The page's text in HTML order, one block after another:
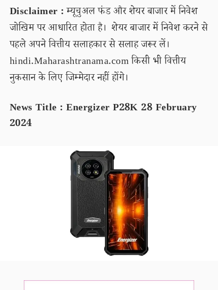
Disclaimer :म्यूचुअल फंड और शेयर बाजार में निवेश
जोखिम पर आधारित होता है। शेयर बाजार में निवेश करने से
पहले अपने वित्तीय सलाहकार से सलाह जरूर लें।
hindi.Maharashtranama.com किसी भी वित्तीय
नुकसान के लिए जिम्मेदार नहीं होंगे।
News Title : Energizer P28K 28 February
2024